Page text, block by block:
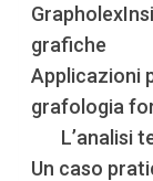
grafiche
Applicazioni
grafologia
L’analisi
Un caso